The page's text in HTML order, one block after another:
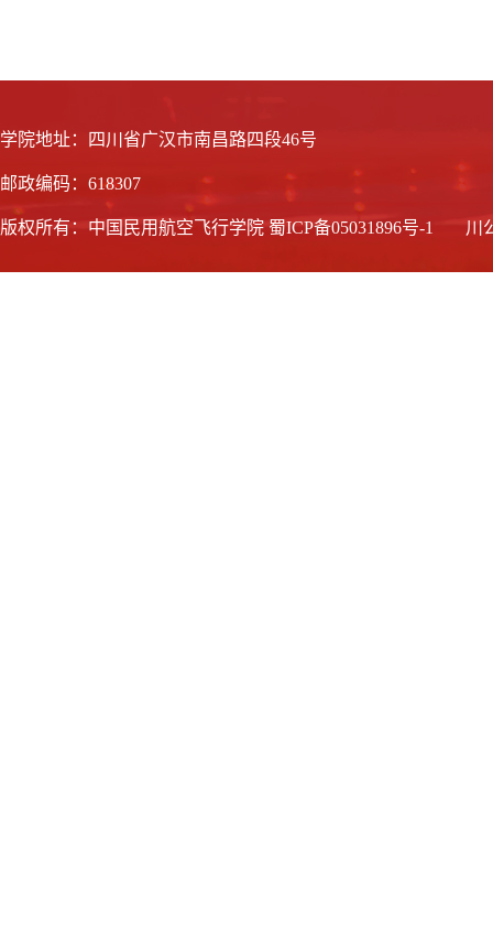
学院地址：四川省广汉市南昌路四段46号
邮政编码：618307
版权所有：中国民用航空飞行学院 蜀ICP备05031896号-1 川